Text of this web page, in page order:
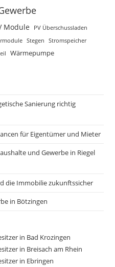
Module
PV Überschussladen
Stegen
Stromspeicher
Wärmepumpe
Sanierung richtig
für Eigentümer und Mieter
und Gewerbe in Riegel
die Immobilie zukunftssicher
in Bötzingen
in Bad Krozingen
in Breisach am Rhein
in Ebringen